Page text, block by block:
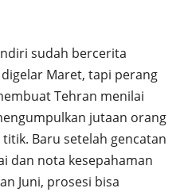
sudah bercerita
Maret, tapi perang
Tehran menilai
jutaan orang
Baru setelah gencatan
dan nota kesepahaman
Juni, prosesi bisa